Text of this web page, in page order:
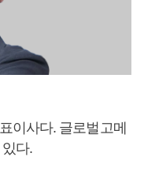
이사다. 글로벌고메
다.